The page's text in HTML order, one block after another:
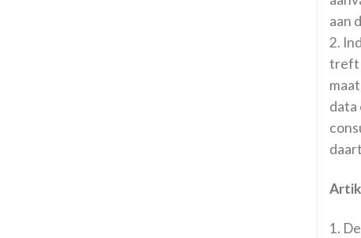
aan
2.
treft
data
1.